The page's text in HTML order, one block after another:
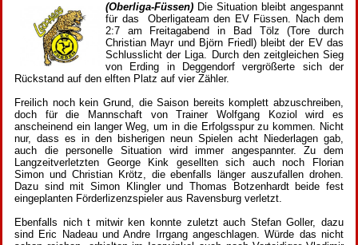
(Oberliga-Füssen) Die Situation bleibt angespannt
für das Oberligateam den EV Füssen. Nach dem
2:7 am Freitagabend in Bad Tölz (Tore durch
Christian Mayr und Björn Friedl) bleibt der EV das
Schlusslicht der Liga. Durch den zeitgleichen Sieg
von Erding in Deggendorf vergrößerte sich der
Rückstand auf den elften Platz auf vier Zähler.
Freilich noch kein Grund, die Saison bereits komplett abzuschreiben,
doch für die Mannschaft von Trainer Wolfgang Koziol wird es
anscheinend ein langer Weg, um in die Erfolgsspur zu kommen. Nicht
nur, dass es in den bisherigen neun Spielen acht Niederlagen gab,
auch die personelle Situation wird immer angespannter. Zu dem
Langzeitverletzten George Kink gesellten sich auch noch Florian
Simon und Christian Krötz, die ebenfalls länger auszufallen drohen.
Dazu sind mit Simon Klingler und Thomas Botzenhardt beide fest
eingeplanten Förderlizenzspieler aus Ravensburg verletzt.
Ebenfalls nich t mitwir ken konnte zuletzt auch Stefan Goller, dazu
sind Eric Nadeau und Andre Irrgang angeschlagen. Würde das nicht